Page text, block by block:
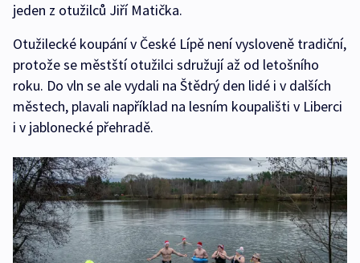
jeden z otužilců Jiří Matička.
Otužilecké koupání v České Lípě není vysloveně tradiční,
protože se městští otužilci sdružují až od letošního
roku. Do vln se ale vydali na Štědrý den lidé i v dalších
městech, plavali například na lesním koupališti v Liberci
i v jablonecké přehradě.